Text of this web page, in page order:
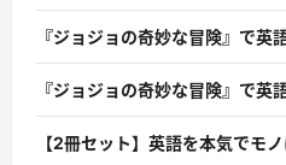
『ジョジョの奇妙な冒険』で英
『ジョジョの奇妙な冒険』で英
【2冊セット】英語を本気でモ